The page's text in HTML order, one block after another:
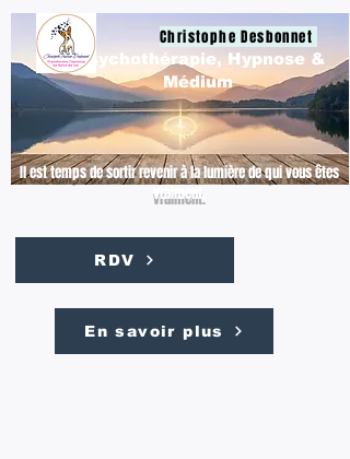
Christophe Desbonnet
Il est temps de sortir revenir à la lumière de qui vous êtes
vraiment.
Psychothérapie, Hypnose &
Médium
RDV
En savoir plus